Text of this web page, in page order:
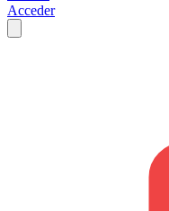
Acceder
Mentoría